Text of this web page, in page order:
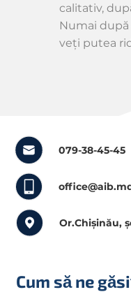
calitativ,
Numai
veți putea
079-38-45-45
Or.Chișinău,
Cum să ne